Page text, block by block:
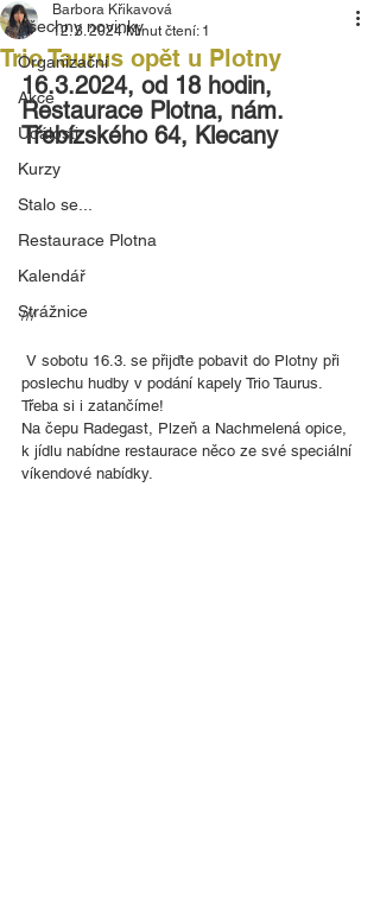
Všechny novinky
Organizační
Akce
Události
Kurzy
Stalo se...
Restaurace Plotna
Kalendář
Strážnice
Trio Taurus opět u Plotny
Barbora Křikavová
12. 3. 2024 Minut čtení: 1
16.3.2024, od 18 hodin,
Restaurace Plotna, nám.
Třebízského 64, Klecany
///
poslechu hudby v podání kapely Trio Taurus.
Třeba si i zatančíme!
Na čepu Radegast, Plzeň a Nachmelená opice,
k jídlu nabídne restaurace něco ze své speciální
víkendové nabídky.